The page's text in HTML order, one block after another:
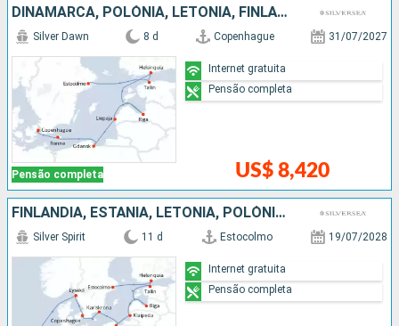
DINAMARCA, POLÓNIA, LETÔNIA, FINLÃNDIA, ESTÃNIA, SUÃCIA
Pensão completa
Silver Dawn 8 d Copenhague 31/07/2027
US$ 8,420
Internet gratuita
Pensão completa
FINLÃNDIA, ESTÃNIA, LETÔNIA, POLÓNIA, DINAMARCA, SUÃCIA, HOLANDA
Silver Spirit 11 d Estocolmo 19/07/2028
Internet gratuita
Pensão completa